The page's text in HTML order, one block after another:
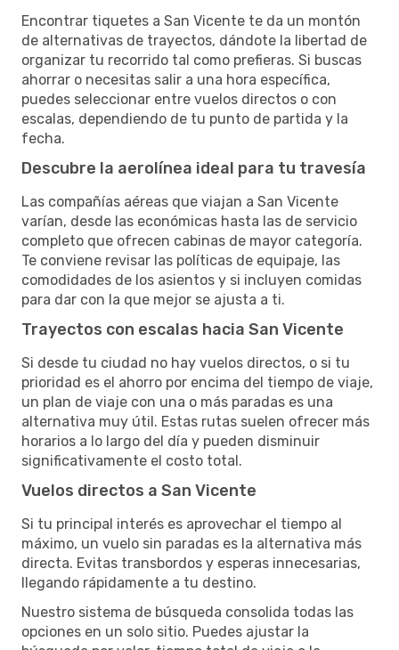
Encontrar tiquetes a San Vicente te da un montón
de alternativas de trayectos, dándote la libertad de
organizar tu recorrido tal como prefieras. Si buscas
ahorrar o necesitas salir a una hora específica,
puedes seleccionar entre vuelos directos o con
escalas, dependiendo de tu punto de partida y la
fecha.
Descubre la aerolínea ideal para tu travesía
Las compañías aéreas que viajan a San Vicente
varían, desde las económicas hasta las de servicio
completo que ofrecen cabinas de mayor categoría.
Te conviene revisar las políticas de equipaje, las
comodidades de los asientos y si incluyen comidas
para dar con la que mejor se ajusta a ti.
Trayectos con escalas hacia San Vicente
Si desde tu ciudad no hay vuelos directos, o si tu
prioridad es el ahorro por encima del tiempo de viaje,
un plan de viaje con una o más paradas es una
alternativa muy útil. Estas rutas suelen ofrecer más
horarios a lo largo del día y pueden disminuir
significativamente el costo total.
Vuelos directos a San Vicente
Si tu principal interés es aprovechar el tiempo al
máximo, un vuelo sin paradas es la alternativa más
directa. Evitas transbordos y esperas innecesarias,
llegando rápidamente a tu destino.
Nuestro sistema de búsqueda consolida todas las
opciones en un solo sitio. Puedes ajustar la